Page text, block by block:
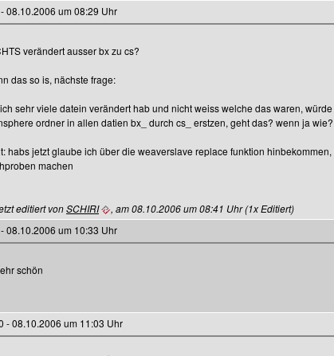
08.10.2006 um 08:29 Uhr
verändert ausser bx zu cs?
das so is, nächste frage:
sehr viele datein verändert hab und nicht weiss welche das waren,
ordner in allen datien bx_ durch cs_ erstzen, geht das? wenn ja wie?
habs jetzt glaube ich über die weaverslave replace funktion
machen
editiert vonSCHIRI
, am 08.10.2006 um 08:41 Uhr (1x Editiert)
08.10.2006 um 10:33 Uhr
schön
- 08.10.2006 um 11:03 Uhr